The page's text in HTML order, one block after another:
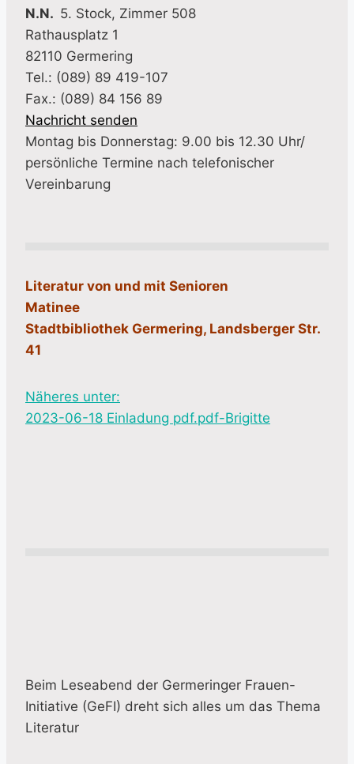
N.N. 5. Stock, Zimmer 508
Rathausplatz 1
82110 Germering
Tel.: (089) 89 419-107
Fax.: (089) 84 156 89
Nachricht senden
Montag bis Donnerstag: 9.00 bis 12.30 Uhr/
persönliche Termine nach telefonischer
Vereinbarung
Literatur von und mit Senioren
Matinee
Stadtbibliothek Germering, Landsberger Str.
41
Näheres unter:
2023-06-18 Einladung pdf.pdf-Brigitte
Beim Leseabend der Germeringer Frauen-
Initiative (GeFI) dreht sich alles um das Thema
Literatur